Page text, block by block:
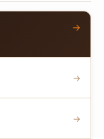
→
→
→